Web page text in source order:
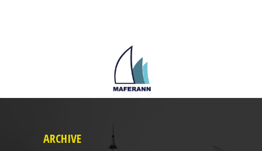
ARCHIVE